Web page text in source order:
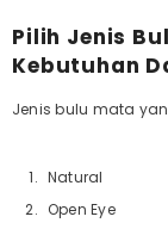
Pilih Jenis
Kebutuhan
Jenis bulu mata
Natural
Open Eye